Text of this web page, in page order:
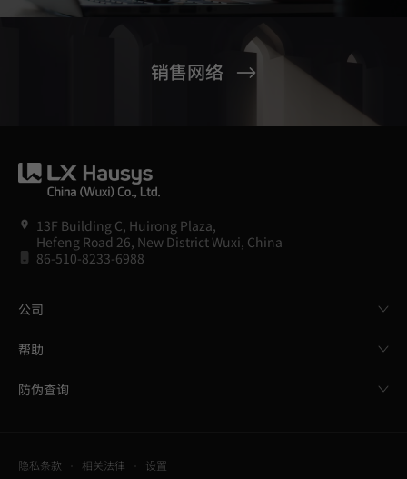
销售网络
13F Building C, Huirong Plaza,
Hefeng Road 26, New District Wuxi, China
86-510-8233-6988
公司
帮助
防伪查询
隐私条款 相关法律 设置